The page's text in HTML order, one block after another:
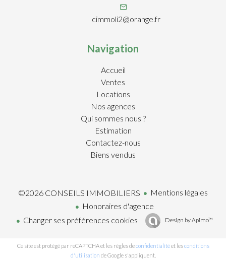
cimmoli2@orange.fr
Navigation
Accueil
Ventes
Locations
Nos agences
Qui sommes nous ?
Estimation
Contactez-nous
Biens vendus
©2026 CONSEILS IMMOBILIERS
Mentions légales
Honoraires d'agence
Changer ses préférences cookies
Design byApimo™
Ce site est protégé par reCAPTCHA et les règles deconfidentialitéet lesconditions
d'utilisation de Google s'appliquent.